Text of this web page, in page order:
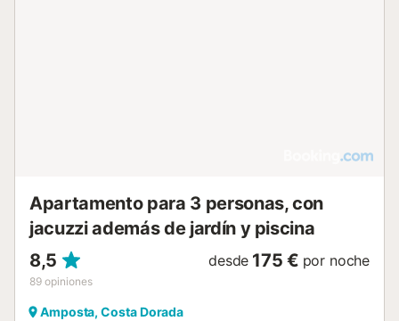
Apartamento para 3 personas, con
jacuzzi además de jardín y piscina
8,5
89 opiniones
desde 175 € por noche
Amposta, Costa Dorada